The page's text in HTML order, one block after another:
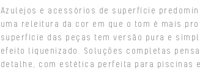
Azulejos e acessórios de superfície
uma releitura da cor em que o tom é mais
superfície das peças tem versão pura e
efeito liquenizado. Soluções completas
detalhe, com estética perfeita para piscinas